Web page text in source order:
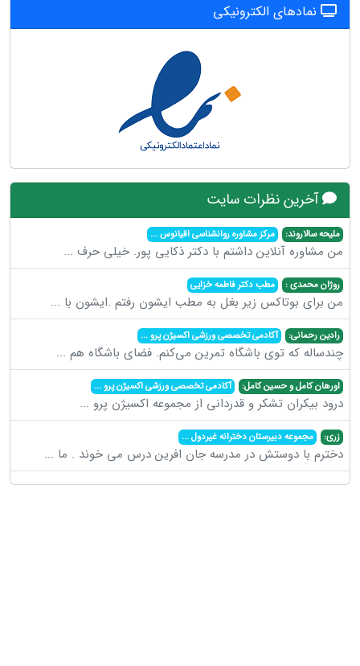
نمادهای الکترونیکی
آخرین نظرات سایت
ملیحه سالاروند: مرکز مشاوره روانشناسی اقیانوس...
من مشاوره آنلاین داشتم با دکتر ذکایی پور. خیلی حرف ...
روژان محمدی : مطب دکتر فاطمه خزایی
من برای بوتاکس زیر بغل به مطب ایشون رفتم .ایشون با ...
رادین رحمانی: آکادمی تخصصی ورزشی اکسیژن پرو...
چندساله که توی باشگاه تمرین می‌کنم. فضای باشگاه هم ...
اورهان کامل و حسین کامل: آکادمی تخصصی ورزشی اکسیژن پرو...
درود بیکران تشکر و قدردانی از مجموعه اکسیژن پرو ...
زری: مجموعه دبیرستان دخترانه غیردول...
دخترم با دوستش در مدرسه جان افرین درس می خوند . ما ...